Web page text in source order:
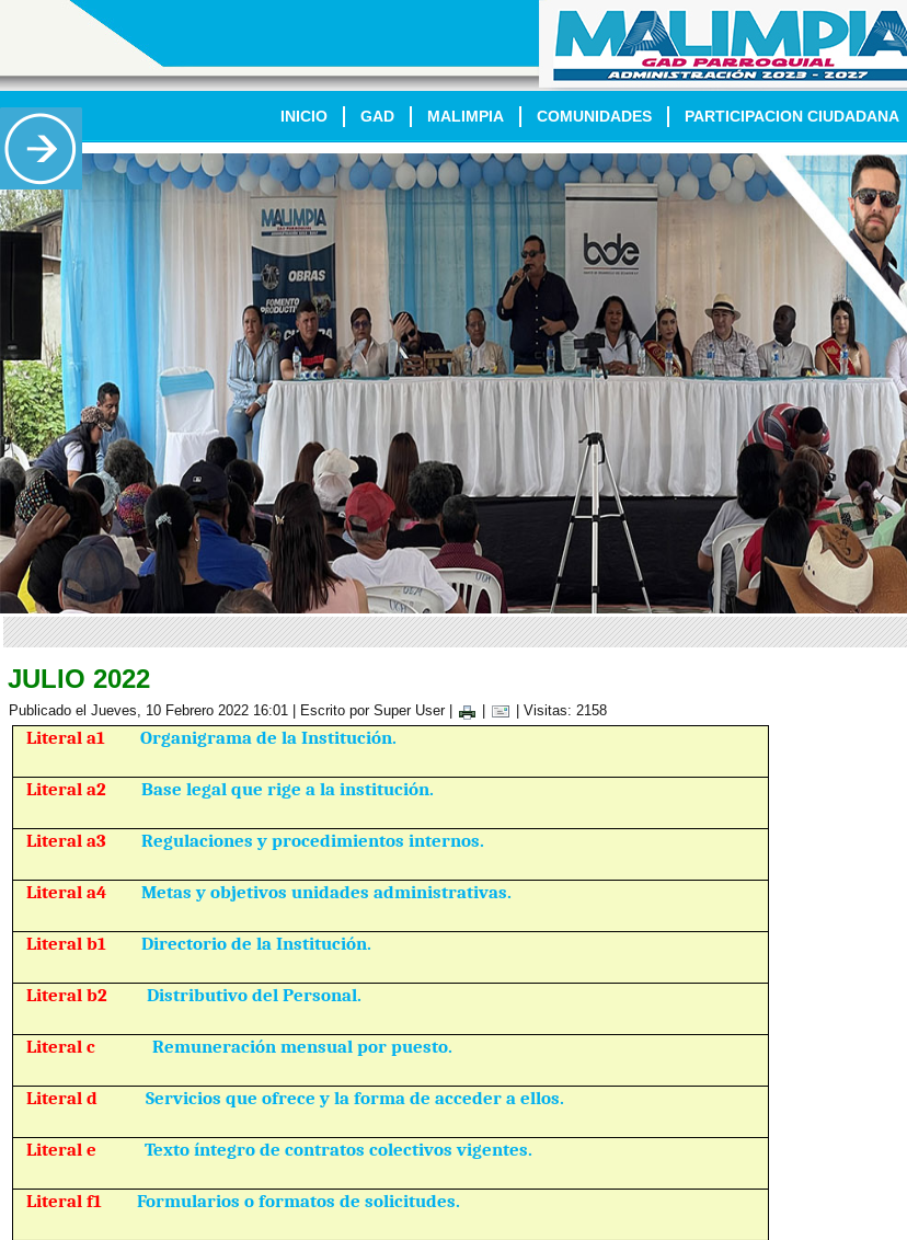
INICIO GAD MALIMPIA COMUNIDADES PARTICIPACION CIUDADANA
JULIO 2022
Publicado el Jueves, 10 Febrero 2022 16:01 Escrito por Super User| | Visitas: 2158
Literal a1Organigrama de la Institución.
Literal a2Base legal que rige a la institución.
Literal a3Regulaciones y procedimientos internos.
Literal a4Metas y objetivos unidades administrativas.
Literal b1Directorio de la Institución.
Literal b2Distributivo del Personal.
Literal c Remuneración mensual por puesto.
Literal dServicios que ofrece y la forma de acceder a ellos.
Literal eTexto íntegro de contratos colectivos vigentes.
Literal f1Formularios o formatos de solicitudes.